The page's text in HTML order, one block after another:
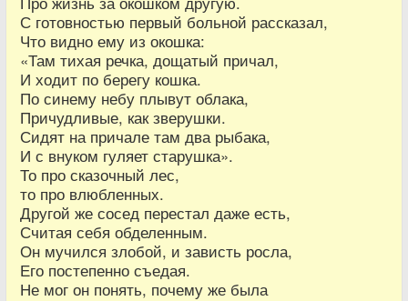
С готовностью первый больной рассказал,
Что видно ему из окошка:
«Там тихая речка, дощатый причал,
И ходит по берегу кошка.
По синему небу плывут облака,
Причудливые, как зверушки.
Сидят на причале там два рыбака,
И с внуком гуляет старушка».
То про сказочный лес,
то про влюбленных.
Другой же сосед перестал даже есть,
Считая себя обделенным.
Он мучился злобой, и зависть росла,
Его постепенно съедая.
Не мог он понять, почему же была